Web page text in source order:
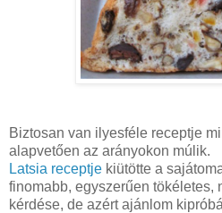
Biztosan van ilyesféle receptje
alapvetően az arányokon múlik.
Latsia receptje kiütötte a
finomabb, egyszerűen tökéletes,
kérdése, de azért ajánlom